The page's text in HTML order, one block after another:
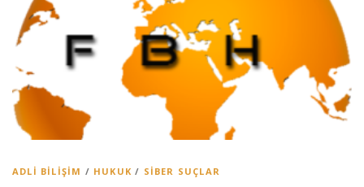
ADLI BILIŞIM / HUKUK / SIBER SUÇLAR